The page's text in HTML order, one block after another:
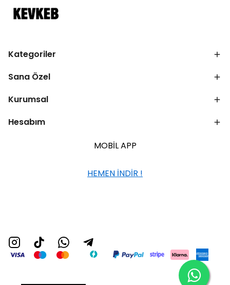
Kategoriler
Sana Özel
Kurumsal
Hesabım
MOBİL APP
HEMEN İNDİR !